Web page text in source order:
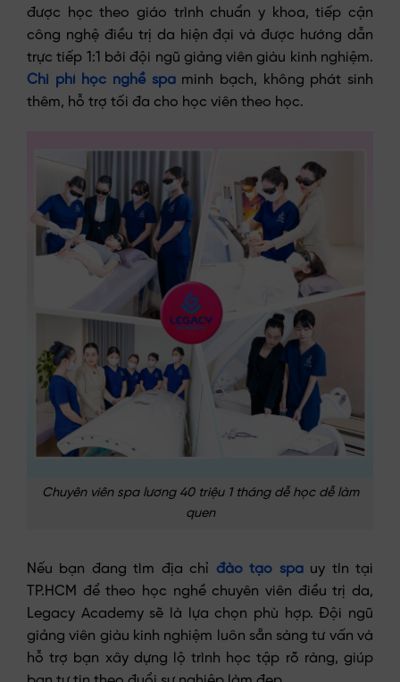
được học theo giáo trình chuẩn y khoa, tiếp cận
công nghệ điều trị da hiện đại và được hướng dẫn
trực tiếp 1:1 bởi đội ngũ giảng viên giàu kinh nghiệm.
Chi phí học nghề spaminh bạch, không phát sinh
thêm, hỗ trợ tối đa cho học viên theo học.
Chuyên viên spa lương 40 triệu 1 tháng dễ học dễ làm
quen
Nếu bạn đang tìm địa chỉ đào tạo spauy tín tại
TP.HCM để theo học nghề chuyên viên điều trị da,
Legacy Academy sẽ là lựa chọn phù hợp. Đội ngũ
giảng viên giàu kinh nghiệm luôn sẵn sàng tư vấn và
hỗ trợ bạn xây dựng lộ trình học tập rõ ràng, giúp